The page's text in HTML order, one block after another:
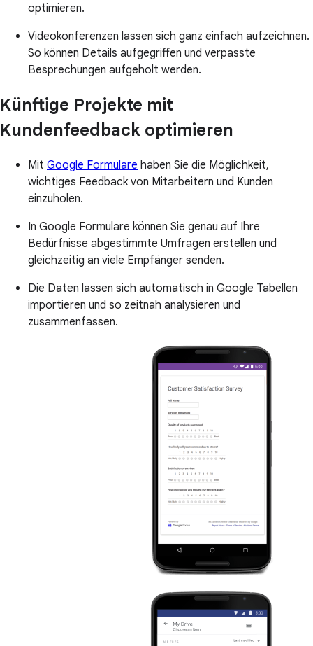
optimieren.
Videokonferenzen lassen sich ganz einfach aufzeichnen.
So können Details aufgegriffen und verpasste
Besprechungen aufgeholt werden.
Künftige Projekte mit
Kundenfeedback optimieren
Mit Google Formulare haben Sie die Möglichkeit,
wichtiges Feedback von Mitarbeitern und Kunden
einzuholen.
In Google Formulare können Sie genau auf Ihre
Bedürfnisse abgestimmte Umfragen erstellen und
gleichzeitig an viele Empfänger senden.
Die Daten lassen sich automatisch in Google Tabellen
importieren und so zeitnah analysieren und
zusammenfassen.